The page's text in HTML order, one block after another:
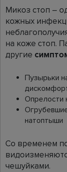
Микоз стоп –
кожных
на коже стоп.
другие
Пузырьки
Опрелости
натоптыши
Со временем
чешуйками.